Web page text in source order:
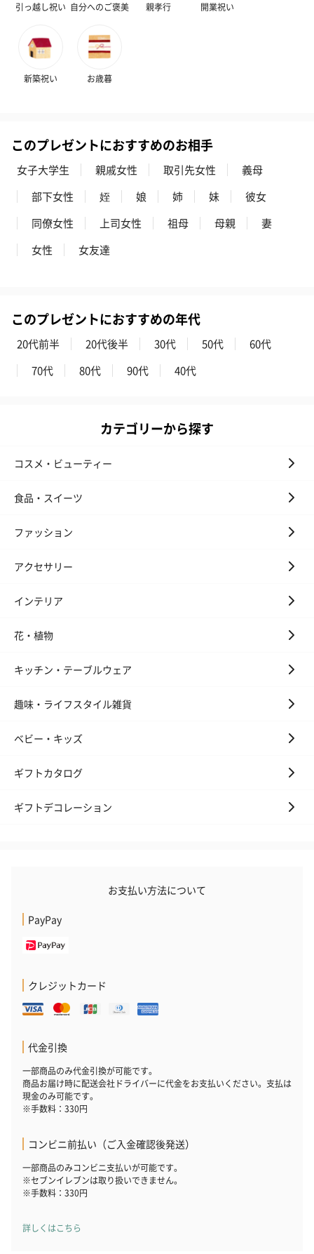
いぶりがっことチーズ
ごろっとうまみ チーズ
引っ越し祝い 自分へのご褒美 親孝行 開業祝い
新築祝い お歳暮
このプレゼントにおすすめのお相手
女子大学生 親戚女性 取引先女性
義母
部下女性
姪 娘 姉 妹
彼女
同僚女性
上司女性 祖母 母親
妻
女性
女友達
このプレゼントにおすすめの年代
20代前半 20代後半 30代 50代
60代
70代
80代 90代 40代
カテゴリーから探す
コスメ・ビューティー
食品・スイーツ
ファッション
アクセサリー
インテリア
花・植物
キッチン・テーブルウェア
趣味・ライフスタイル雑貨
ベビー・キッズ
ギフトカタログ
ギフトデコレーション
お支払い方法について
PayPay
クレジットカード
代金引換
一部商品のみ代金引換が可能です。
商品お届け時に配送会社ドライバーに代金をお支払いください。支払は
現金のみ可能です。
※手数料：330円
コンビニ前払い（ご入金確認後発送）
一部商品のみコンビニ支払いが可能です。
※セブンイレブンは取り扱いできません。
※手数料：330円
詳しくはこちら